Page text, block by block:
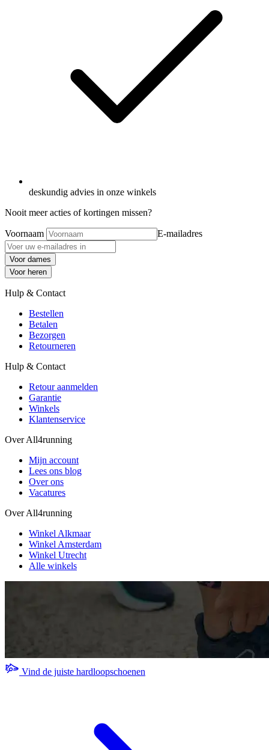
deskundig advies in onze winkels
Nooit meer acties of kortingen missen?
Voornaam E-mailadres
Voor dames
Voor heren
Hulp & Contact
Bestellen
Betalen
Bezorgen
Retourneren
Hulp & Contact
Retour aanmelden
Garantie
Winkels
Klantenservice
Over All4running
Mijn account
Lees ons blog
Over ons
Vacatures
Over All4running
Winkel Alkmaar
Winkel Amsterdam
Winkel Utrecht
Alle winkels
Vind de juiste hardloopschoenen